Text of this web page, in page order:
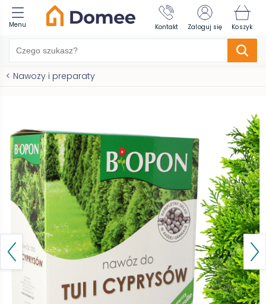
Menu Kontakt Zaloguj się Koszyk
< Nawozy i preparaty